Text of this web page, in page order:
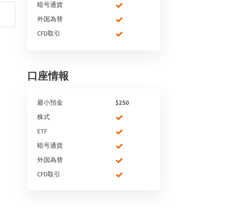
暗号通貨
外国為替
CFD取引
口座情報
最小預金
$250
株式
ETF
暗号通貨
外国為替
CFD取引